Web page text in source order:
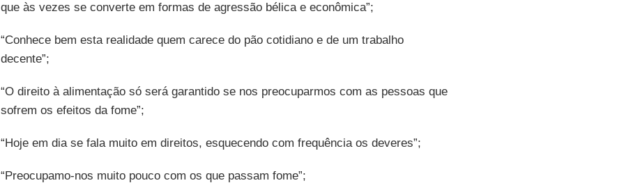
que às vezes se converte em formas de agressão bélica e econômica”;
“Conhece bem esta realidade quem carece do pão cotidiano e de um trabalho
decente”;
“O direito à alimentação só será garantido se nos preocuparmos com as pessoas que
sofrem os efeitos da fome”;
“Hoje em dia se fala muito em direitos, esquecendo com frequência os deveres”;
“Preocupamo-nos muito pouco com os que passam fome”;